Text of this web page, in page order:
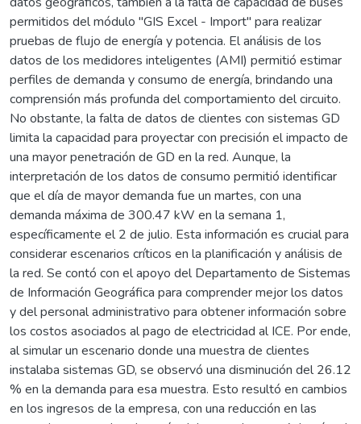
permitidos del módulo "GIS Excel - Import" para realizar
pruebas de flujo de energía y potencia. El análisis de los
datos de los medidores inteligentes (AMI) permitió estimar
perfiles de demanda y consumo de energía, brindando una
comprensión más profunda del comportamiento del circuito.
No obstante, la falta de datos de clientes con sistemas GD
limita la capacidad para proyectar con precisión el impacto de
una mayor penetración de GD en la red. Aunque, la
interpretación de los datos de consumo permitió identificar
que el día de mayor demanda fue un martes, con una
demanda máxima de 300.47 kW en la semana 1,
específicamente el 2 de julio. Esta información es crucial para
considerar escenarios críticos en la planificación y análisis de
la red. Se contó con el apoyo del Departamento de Sistemas
de Información Geográfica para comprender mejor los datos
y del personal administrativo para obtener información sobre
los costos asociados al pago de electricidad al ICE. Por ende,
al simular un escenario donde una muestra de clientes
instalaba sistemas GD, se observó una disminución del 26.12
% en la demanda para esa muestra. Esto resultó en cambios
en los ingresos de la empresa, con una reducción en las